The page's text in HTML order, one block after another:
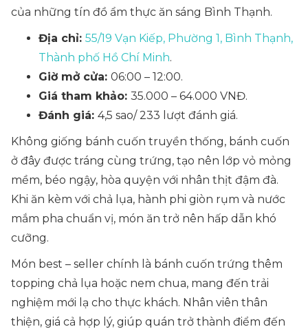
của những tín đồ ẩm thực ăn sáng Bình Thạnh.
Địa chỉ: 55/19 Vạn Kiếp, Phường 1, Bình Thạnh,
Thành phố Hồ Chí Minh.
Giờ mở cửa: 06:00 – 12:00.
Giá tham khảo: 35.000 – 64.000 VNĐ.
Đánh giá: 4,5 sao/ 233 lượt đánh giá.
Không giống bánh cuốn truyền thống, bánh cuốn
ở đây được tráng cùng trứng, tạo nên lớp vỏ mỏng
mềm, béo ngậy, hòa quyện với nhân thịt đậm đà.
Khi ăn kèm với chả lụa, hành phi giòn rụm và nước
mắm pha chuẩn vị, món ăn trở nên hấp dẫn khó
cưỡng.
Món best – seller chính là bánh cuốn trứng thêm
topping chả lụa hoặc nem chua, mang đến trải
nghiệm mới lạ cho thực khách. Nhân viên thân
thiện, giá cả hợp lý, giúp quán trở thành điểm đến